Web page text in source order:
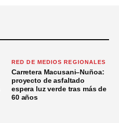
RED DE MEDIOS REGIONALES
Carretera Macusani–Nuñoa:
proyecto de asfaltado
espera luz verde tras más de
60 años